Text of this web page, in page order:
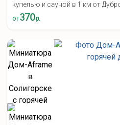
купелью и сауной в 1 км от
от370р.